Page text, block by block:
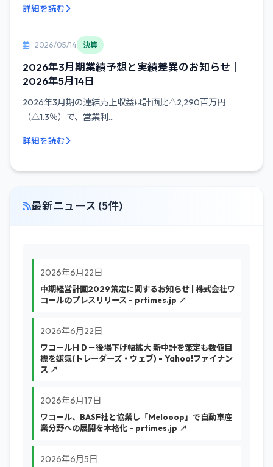
詳細を読む
2026/05/14 決算
2026年3月期業績予想と実績差異のお知らせ｜
2026年5月14日
2026年3月期の連結売上収益は計画比△2,290百万円
（△1.3％）で、営業利...
詳細を読む
最新ニュース (5件)
2026年6月22日
中期経営計画2029策定に関するお知らせ | 株式会社ワ
コールのプレスリリース - prtimes.jp ↗
2026年6月22日
ワコールＨＤ－後場下げ幅拡大 新中計を策定も数値目
標を嫌気(トレーダーズ・ウェブ) - Yahoo!ファイナン
ス ↗
2026年6月17日
ワコール、BASF社と協業し「Melooop」で自動車産
業分野への展開を本格化 - prtimes.jp ↗
2026年6月5日